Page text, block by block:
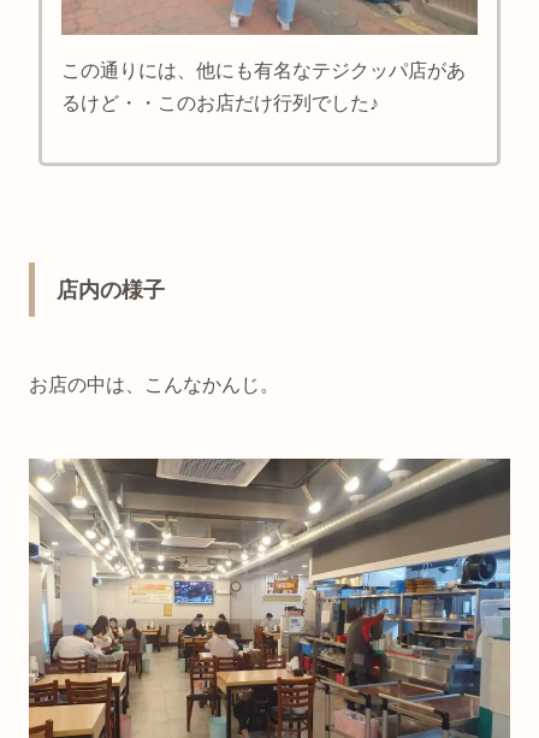
この通りには、他にも有名なテジクッパ店があ
るけど・・このお店だけ行列でした♪
店内の様子
お店の中は、こんなかんじ。